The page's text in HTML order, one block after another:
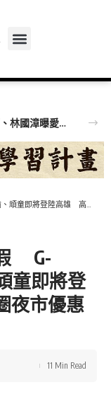
父親節 吳宗憲盼打造世代共好的幸福宜蘭、林國漳曝愛女手作貼圖
高市府續推商圈夜市優惠券50元
G-
童即將登
夜市優惠
11 Min Read